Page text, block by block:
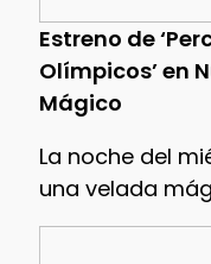
Estreno de
Olímpicos’ en
Mágico
La noche del
una velada